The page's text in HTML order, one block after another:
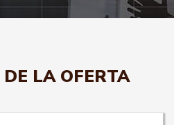
LA OFERTA